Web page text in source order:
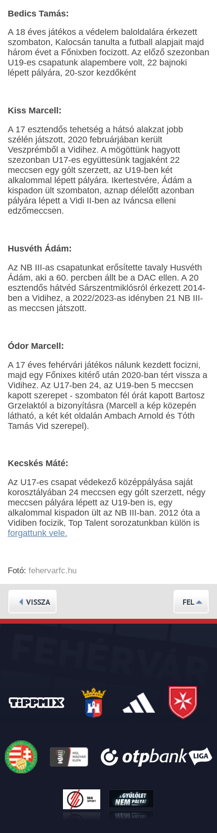
Bedics Tamás:
A 18 éves játékos a védelem baloldalára érkezett
szombaton, Kalocsán tanulta a futball alapjait majd
három évet a Főnixben focizott. Az előző szezonban
U19-es csapatunk alapembere volt, 22 bajnoki
lépett pályára, 20-szor kezdőként
Kiss Marcell:
A 17 esztendős tehetség a hátsó alakzat jobb
szélén játszott, 2020 februárjában került
Veszprémből a Vidihez. A mögöttünk hagyott
szezonban U17-es együttesünk tagjaként 22
meccsen egy gólt szerzett, az U19-ben két
alkalommal lépett pályára. Ikertestvére, Ádám a
kispadon ült szombaton, aznap délelőtt azonban
pályára lépett a Vidi II-ben az Iváncsa elleni
edzőmeccsen.
Husvéth Ádám:
Az NB III-as csapatunkat erősítette tavaly Husvéth
Ádám, aki a 60. percben állt be a DAC ellen. A 20
esztendős hátvéd Sárszentmiklósról érkezett 2014-
ben a Vidihez, a 2022/2023-as idényben 21 NB III-
as meccsen játszott.
Ódor Marcell:
A 17 éves fehérvári játékos nálunk kezdett focizni,
majd egy Főnixes kitérő után 2020-ban tért vissza a
Vidihez. Az U17-ben 24, az U19-ben 5 meccsen
kapott szerepet - szombaton fél órát kapott Bartosz
Grzelaktól a bizonyításra (Marcell a kép közepén
látható, a két két oldalán Ambach Arnold és Tóth
Tamás Vid szerepel).
Kecskés Máté:
Az U17-es csapat védekező középpályása saját
korosztályában 24 meccsen egy gólt szerzett, négy
meccsen pályára lépett az U19-ben is, egy
alkalommal kispadon ült az NB III-ban. 2012 óta a
Vidiben focizik, Top Talent sorozatunkban külön is
forgattunk vele.
Fotó: fehervarfc.hu
VISSZA FEL